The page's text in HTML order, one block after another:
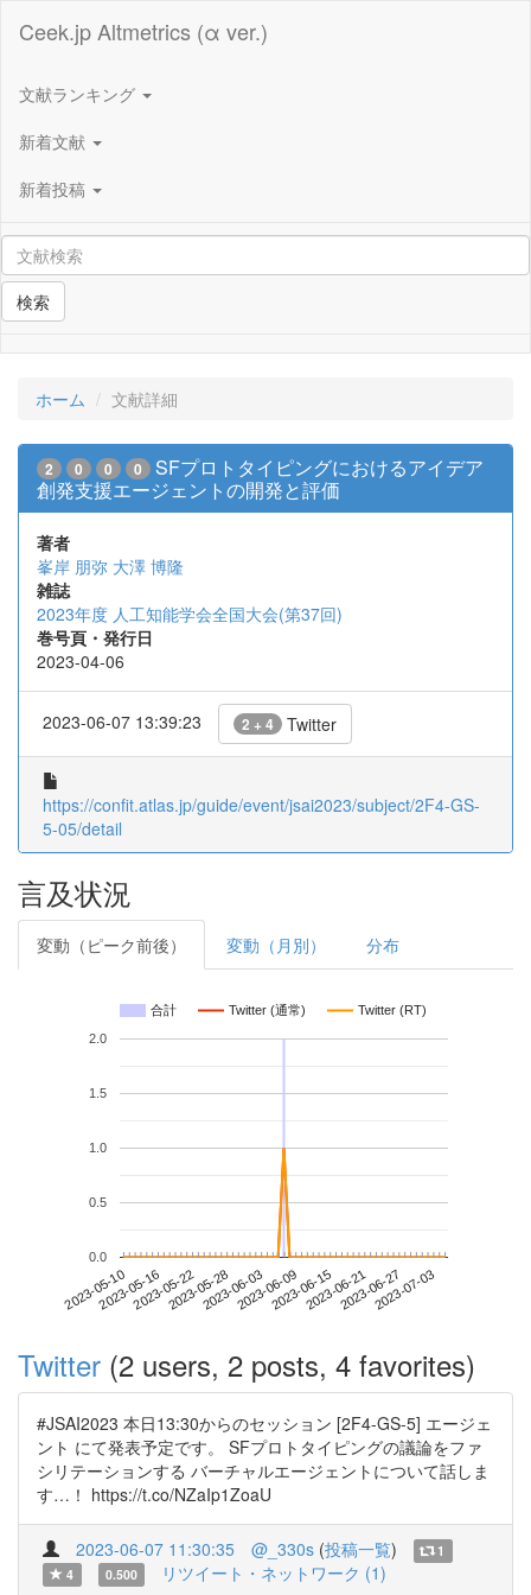
Ceek.jp Altmetrics (α ver.)
文献ランキング
新着文献
新着投稿
検索
ホーム 文献詳細
2 0 0 0
SFプロトタイピングにおけるアイデア
創発支援エージェントの開発と評価
著者
峯岸 朋弥 大澤 博隆
雑誌
2023年度 人工知能学会全国大会(第37回)
巻号頁・発行日
2023-04-06
2023-06-07 13:39:23 2 + 4 Twitter
https://confit.atlas.jp/guide/event/jsai2023/subject/2F4-GS-
5-05/detail
言及状況
変動（ピーク前後） 変動（月別） 分布
合計 Twitter (通常) Twitter (RT)
2023-05-102023-05-162023-05-222023-05-282023-06-032023-06-092023-06-152023-06-212023-06-272023-07-03
0.0
0.5
1.0
1.5
2.0
Twitter (2 users, 2 posts, 4 favorites)
#JSAI2023 本日13:30からのセッション [2F4-GS-5] エージェ
ント にて発表予定です。 SFプロトタイピングの議論をファ
シリテーションする バーチャルエージェントについて話しま
す…！ https://t.co/NZaIp1ZoaU
2023-06-07 11:30:35 @_330s (投稿一覧)
1
4
0.500 リツイート・ネットワーク (1)